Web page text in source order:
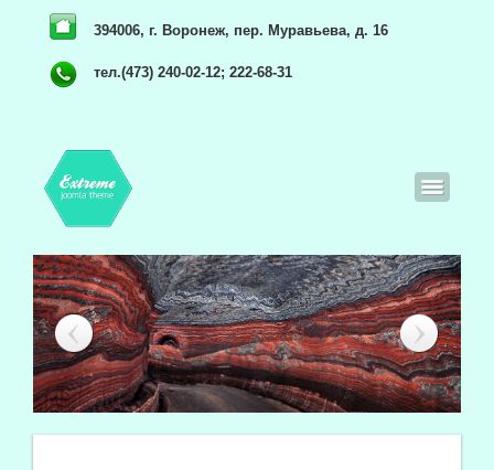
394006, г. Воронеж, пер. Муравьева, д. 16
тел.(473) 240-02-12; 222-68-31